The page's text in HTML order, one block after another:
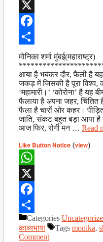
WhatsApp
X
Facebook
Share
मोनिका शर्मा मुंबई(महाराष्ट्र)
आया है भयंकर दौर, फैली है यह
जकड़ में जिसकी है पूरा विश्व,
‘महामारी।’ ‘कोरोना’ है यह
फैलाया है अपना जहर, चिंतित है
फैला है चारों ओर कहर।
जाति, संकट बहुत बड़ा आया है
आज फिर, रोगी मन … Read
Like Button Notice (view)
WhatsApp
X
Facebook
ShareCategories
काव्यभाषा
Tags monika,
Comment